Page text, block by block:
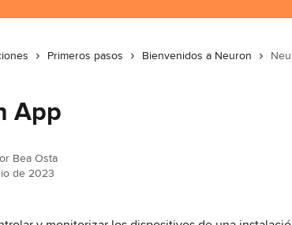
Primeros pasos Bienvenidos a Neuron
App
Bea Osta
de 2023